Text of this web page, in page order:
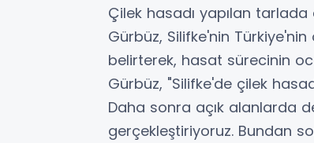
Çilek hasadı yapılan
Gürbüz, Silifke'nin
belirterek, hasat sürecinin
Gürbüz, "Silifke'de çilek
Daha sonra açık alanlarda
gerçekleştiriyoruz. Bundan